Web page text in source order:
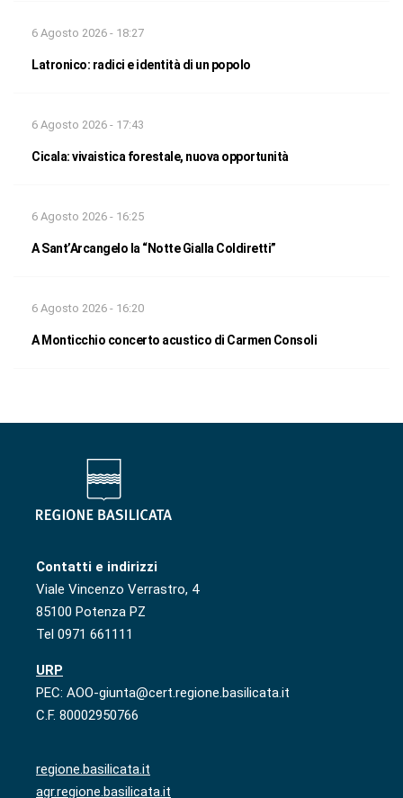
6 Agosto 2026 - 18:27
Latronico: radici e identità di un popolo
6 Agosto 2026 - 17:43
Cicala: vivaistica forestale, nuova opportunità
6 Agosto 2026 - 16:25
A Sant’Arcangelo la “Notte Gialla Coldiretti”
6 Agosto 2026 - 16:20
A Monticchio concerto acustico di Carmen Consoli
Contatti e indirizzi
Viale Vincenzo Verrastro, 4
85100 Potenza PZ
Tel 0971 661111
URP
PEC: AOO-giunta@cert.regione.basilicata.it
C.F. 80002950766
regione.basilicata.it
agr.regione.basilicata.it